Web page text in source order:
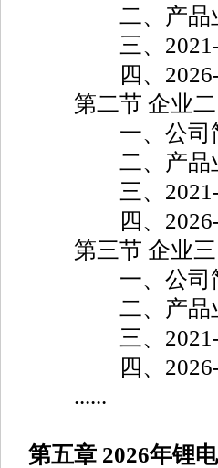
二、产品业
三、2021-
四、2026-
第二节 企业二
一、公司
二、产品业
三、2021-
四、2026-
第三节 企业三
一、公司
二、产品业
三、2021-
四、2026-
......
第五章 2026年锂